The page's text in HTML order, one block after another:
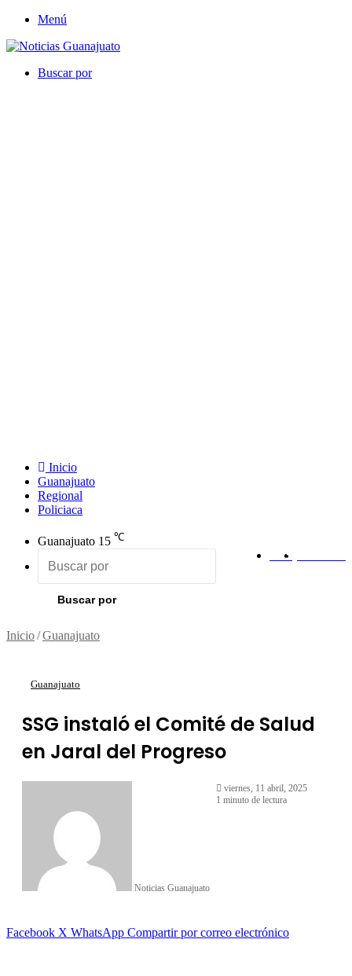
Menú
Buscar por
Inicio
Guanajuato
Regional
Policiaca
Guanajuato 15 ℃
RSS
Buscar por
Inicio/Guanajuato
Guanajuato
SSG instaló el Comité de Salud
en Jaral del Progreso
Noticias Guanajuato
viernes, 11 abril, 2025
1 minuto de lectura
Facebook X WhatsApp Compartir por correo electrónico